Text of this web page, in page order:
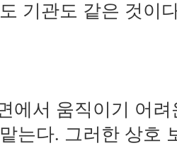
기관도 같은 것이
에서 움직이기 어
는다. 그러한 상호